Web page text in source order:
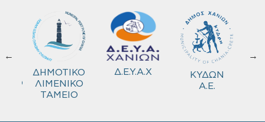
←
ΔΗΜΟΤΙΚΟ
ΛΙΜΕΝΙΚΟ
ΤΑΜΕΙΟ
Δ.Ε.Υ.Α.Χ
ΚΥΔΩΝ
Α.Ε.
→